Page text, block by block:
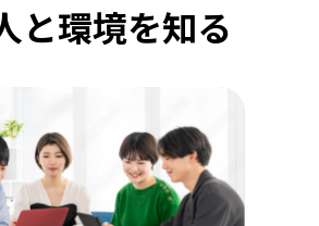
と環境を知る